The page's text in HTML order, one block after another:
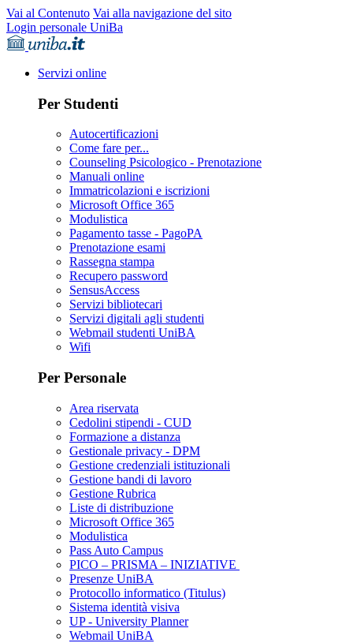
Vai al Contenuto Vai alla navigazione del sito
Login personale UniBa
Servizi online
Per Studenti
Autocertificazioni
Come fare per...
Counseling Psicologico - Prenotazione
Manuali online
Immatricolazioni e iscrizioni
Microsoft Office 365
Modulistica
Pagamento tasse - PagoPA
Prenotazione esami
Rassegna stampa
Recupero password
SensusAccess
Servizi bibliotecari
Servizi digitali agli studenti
Webmail studenti UniBA
Wifi
Per Personale
Area riservata
Cedolini stipendi - CUD
Formazione a distanza
Gestionale privacy - DPM
Gestione credenziali istituzionali
Gestione bandi di lavoro
Gestione Rubrica
Liste di distribuzione
Microsoft Office 365
Modulistica
Pass Auto Campus
PICO – PRISMA – INIZIATIVE
Presenze UniBA
Protocollo informatico (Titulus)
Sistema identità visiva
UP - University Planner
Webmail UniBA